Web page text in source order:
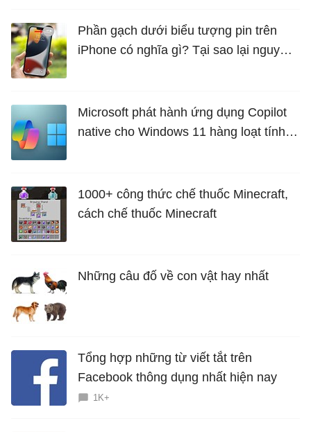
Phần gạch dưới biểu tượng pin trên
iPhone có nghĩa gì? Tại sao lại nguy
Microsoft phát hành ứng dụng Copilot
native cho Windows 11 hàng loạt tính
1000+ công thức chế thuốc Minecraft,
cách chế thuốc Minecraft
Những câu đố về con vật hay nhất
Tổng hợp những từ viết tắt trên
Facebook thông dụng nhất hiện nay
1K+